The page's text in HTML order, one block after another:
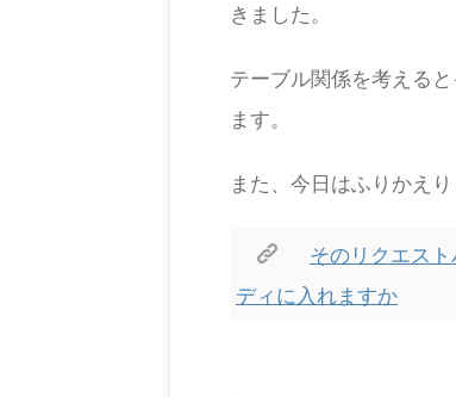
きました。
テーブル関係を考える
ます。
また、今日はふりかえ
そのリクエス
ディに入れますか